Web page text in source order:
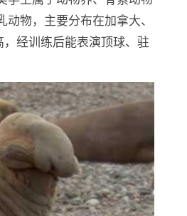
物，主要分布在加拿大、
，经训练后能表演顶球、驻